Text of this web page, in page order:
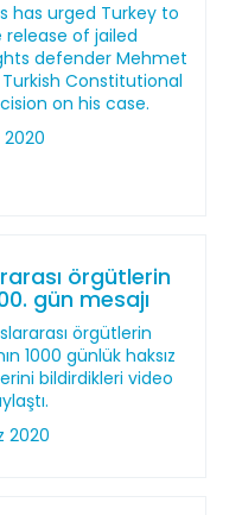
has urged Turkey to
of jailed
defender Mehmet
Constitutional
on his case.
2020
örgütlerin
gün mesajı
örgütlerin
1000 günlük haksız
bildirdikleri video
2020